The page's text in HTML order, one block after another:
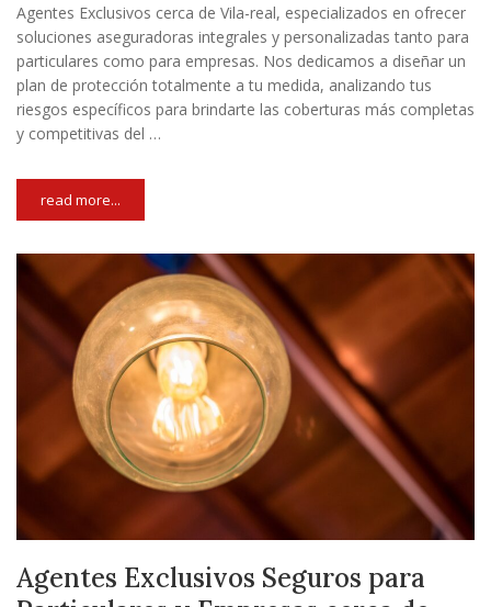
Agentes Exclusivos cerca de Vila-real, especializados en ofrecer
soluciones aseguradoras integrales y personalizadas tanto para
particulares como para empresas. Nos dedicamos a diseñar un
plan de protección totalmente a tu medida, analizando tus
riesgos específicos para brindarte las coberturas más completas
y competitivas del …
read more...
Agentes Exclusivos Seguros para